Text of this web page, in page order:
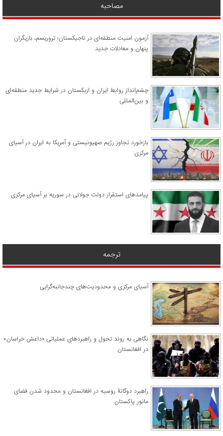
مصاحبه
آزمون امنیت منطقه‌ای در تاجیکستان؛ تروریسم، بازیگران
پنهان و معادلات جدید
چشم‌انداز روابط ایران و ازبکستان در شرایط جدید منطقه‌ای
و بین‌المللی
​بازخورد تجاوز رژیم صهیونیستی و آمریکا به ایران در آسیای
مرکزی
پیامدهای استقرار دولت جولانی در سوریه بر آسیای مرکزی
ترجمه
آسیای مرکزی و محدودیت‌های چندجانبه‌گرایی
نگاهی به روند تحول و راهبردهای عملیاتی «داعش خراسان»
در افغانستان
راهبرد دوگانۀ روسیه در افغانستان و محدود شدن فضای
مانور پاکستان